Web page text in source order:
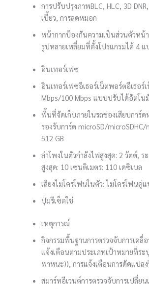
การปรับปรุงภาพBLC, HLC, 3D
เบี้ยว, การลดหมอก
หน้ากากป้องกันความเป็นส่วนตัวหน้
รูปหลายเหลี่ยมที่ตั้งโปรแกรมได้ 4 แ
อินเทอร์เฟซ
อินเทอร์เฟซอีเธอร์เน็ตพอร์ตอีเธอร์
Mbps/100 Mbps แบบปรับได้อัตโน
พื้นที่จัดเก็บภายในรถช่องเสียบการ์ด
รองรับการ์ด microSD/microSDHC/
512 GB
ลำโพงในตัวกำลังไฟสูงสุด: 2 วัตต์, ร
สูงสุด: 10 เซนติเมตร: 110 เดซิเบล
เสียงไมโครโฟนในตัว: ไมโครโฟนคู่แ
ปุ่มรีเซ็ตใช่
เหตุการณ์
กิจกรรมพื้นฐานการตรวจจับการเคลื่
แจ้งเตือนตามประเภทเป้าหมายที่ร
พาหนะ)), การแจ้งเตือนการดัดแปล
สมาร์ทอีเวนต์การตรวจจับการเปลี่ย